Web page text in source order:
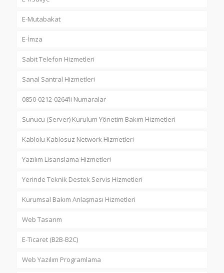
E-Mutabakat
E-İmza
Sabit Telefon Hizmetleri
Sanal Santral Hizmetleri
0850-0212-0264’li Numaralar
Sunucu (Server) Kurulum Yönetim Bakım Hizmetleri
Kablolu Kablosuz Network Hizmetleri
Yazılım Lisanslama Hizmetleri
Yerinde Teknik Destek Servis Hizmetleri
Kurumsal Bakım Anlaşması Hizmetleri
Web Tasarım
E-Ticaret (B2B-B2C)
Web Yazılım Programlama